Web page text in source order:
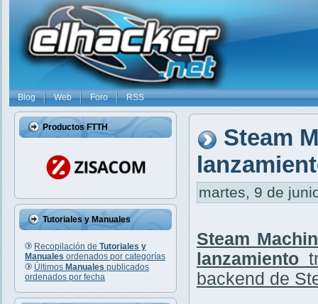
Blog Web Foro RSS
Productos FTTH
Tutoriales y Manuales
Recopilación de Tutoriales y
Manuales ordenados por categorías
Últimos Manuales publicados
ordenados por fecha
Steam
martes, 9 de
Steam
lanzamiento
backend de